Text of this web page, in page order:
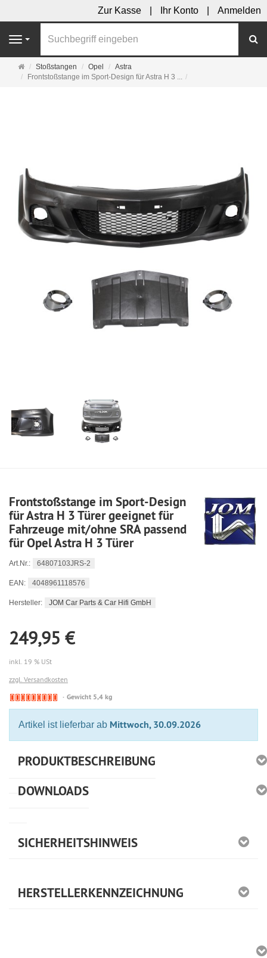
Zur Kasse Ihr Konto Anmelden
Navigation
Startseite
Stoßstangen Opel
Astra
Frontstoßstange im Sport-Design für Astra H 3 ...
Frontstoßstange im Sport-Design
für Astra H 3 Türer geeignet für
Fahrzeuge mit/ohne SRA passend
für Opel Astra H 3 Türer
Art.Nr.: 64807103JRS-2
EAN: 4048961118576
Hersteller: JOM Car Parts & Car Hifi GmbH
249,95 €
inkl. 19 % USt
zzgl. Versandkosten
🔴
Derzeit
lieferbar
Gewicht 5,4 kg
Artikel ist lieferbar ab Mittwoch, 30.09.2026
PRODUKTBESCHREIBUNG
DOWNLOADS
SICHERHEITSHINWEIS
HERSTELLERKENNZEICHNUNG